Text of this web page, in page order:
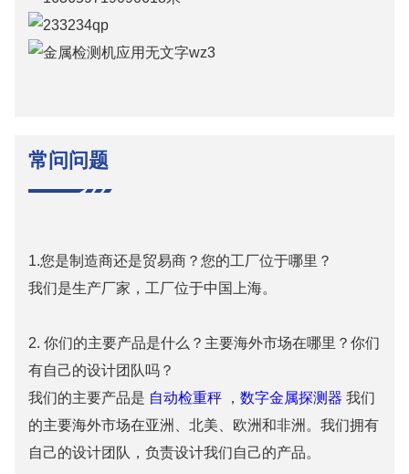
常问问题
1.您是制造商还是贸易商？您的工厂位于哪里？
我们是生产厂家，工厂位于中国上海。
2. 你们的主要产品是什么？主要海外市场在哪里？你们
有自己的设计团队吗？
我们的主要产品是 自动检重秤， 数字金属探测器 我们
的主要海外市场在亚洲、北美、欧洲和非洲。我们拥有
自己的设计团队，负责设计我们自己的产品。